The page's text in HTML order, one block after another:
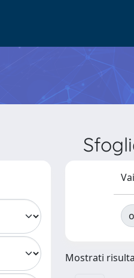
Mostrati